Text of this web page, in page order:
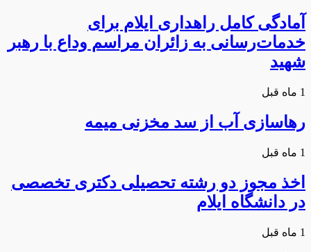
آمادگی کامل راهداری ایلام برای
خدمات‌رسانی به زائران مراسم وداع با رهبر
شهید
1 ماه قبل
رهاسازی آب از سد مخزنی میمه
1 ماه قبل
اخذ مجوز دو رشته تحصیلی دکتری تخصصی
در دانشگاه ایلام
1 ماه قبل